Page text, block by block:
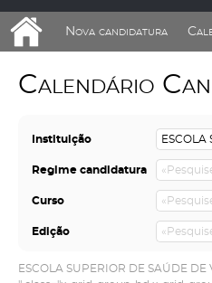
Nova candidatura
Calendário
Instituição
Regime candidatura
Curso
Edição
ESCOLA SUPERIOR DE SAÚDE DE